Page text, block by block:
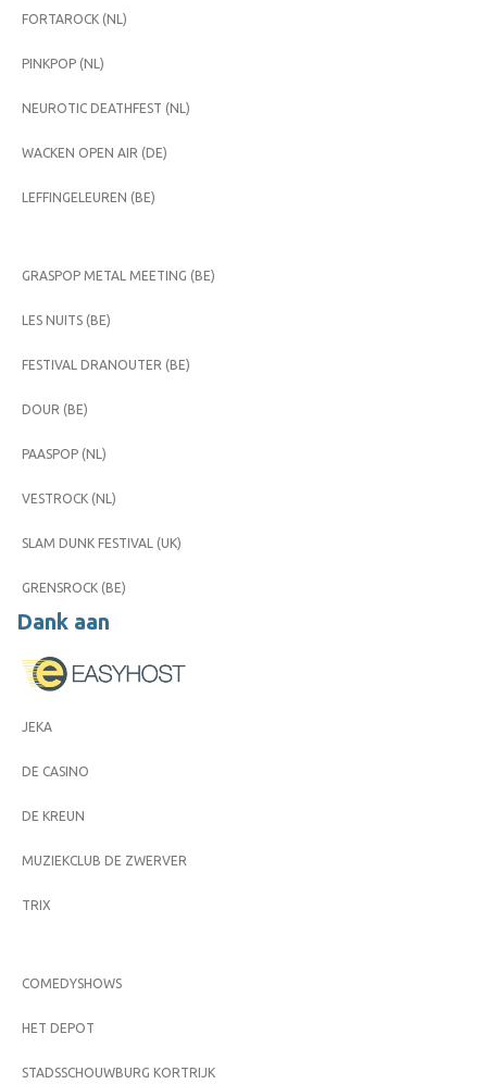
FORTAROCK (NL)
PINKPOP (NL)
NEUROTIC DEATHFEST (NL)
WACKEN OPEN AIR (DE)
LEFFINGELEUREN (BE)
GRASPOP METAL MEETING (BE)
LES NUITS (BE)
FESTIVAL DRANOUTER (BE)
DOUR (BE)
PAASPOP (NL)
VESTROCK (NL)
SLAM DUNK FESTIVAL (UK)
GRENSROCK (BE)
Dank aan
JEKA
DE CASINO
DE KREUN
MUZIEKCLUB DE ZWERVER
TRIX
COMEDYSHOWS
HET DEPOT
STADSSCHOUWBURG KORTRIJK